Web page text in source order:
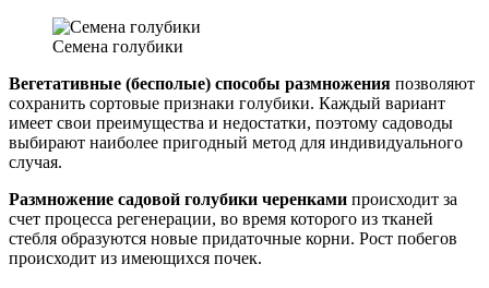
Семена голубики
Вегетативные (бесполые) способы размножения позволяют
сохранить сортовые признаки голубики. Каждый вариант
имеет свои преимущества и недостатки, поэтому садоводы
выбирают наиболее пригодный метод для индивидуального
случая.
Размножение садовой голубики черенками происходит за
счет процесса регенерации, во время которого из тканей
стебля образуются новые придаточные корни. Рост побегов
происходит из имеющихся почек.